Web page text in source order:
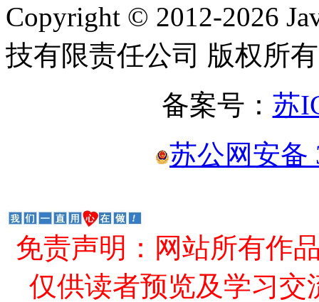
Copyright © 2012-2026
技有限责任公司 版权所有
备案号： 苏
苏公网安备
免责声明：网站所有作
仅供读者预览及学习交